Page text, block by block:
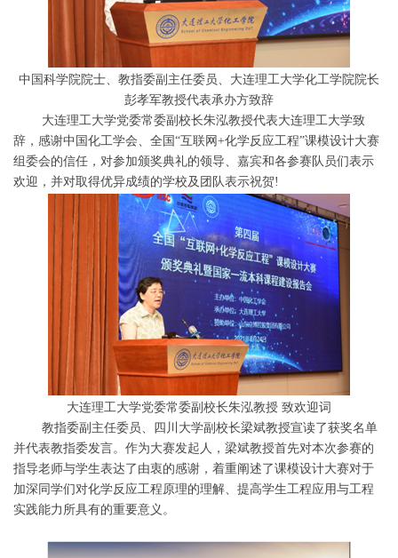
中国科学院院士、教指委副主任委员、大连理工大学化工学院院长
彭孝军教授代表承办方致辞
大连理工大学党委常委副校长朱泓教授代表大连理工大学致
辞，感谢中国化工学会、全国“互联网+化学反应工程”课模设计大赛
组委会的信任，对参加颁奖典礼的领导、嘉宾和各参赛队员们表示
欢迎，并对取得优异成绩的学校及团队表示祝贺!
大连理工大学党委常委副校长朱泓教授 致欢迎词
教指委副主任委员、四川大学副校长梁斌教授宣读了获奖名单
并代表教指委发言。作为大赛发起人，梁斌教授首先对本次参赛的
指导老师与学生表达了由衷的感谢，着重阐述了课模设计大赛对于
加深同学们对化学反应工程原理的理解、提高学生工程应用与工程
实践能力所具有的重要意义。